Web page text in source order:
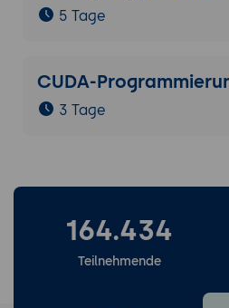
5 Tage
CUDA-
3 Tage
164.434
Teilnehmende